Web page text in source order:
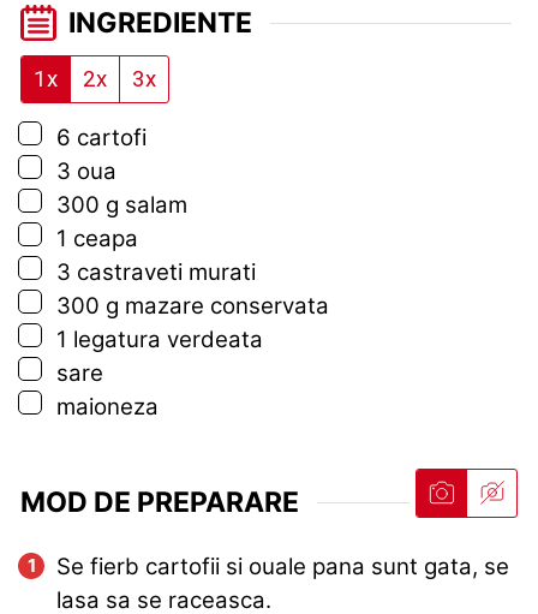
INGREDIENTE
1x 2x 3x
▢
6 cartofi
▢
3 oua
▢
300 g salam
▢
1 ceapa
▢
3 castraveti murati
▢
300 g mazare conservata
▢
1 legatura verdeata
▢
sare
▢
maioneza
MOD DE PREPARARE
Se fierb cartofii si ouale pana sunt gata, se
lasa sa se raceasca.